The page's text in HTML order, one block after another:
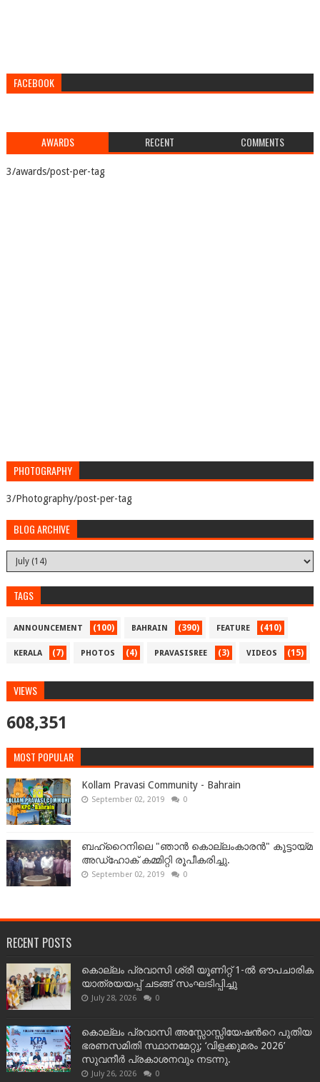
FACEBOOK
AWARDS RECENT COMMENTS
3/awards/post-per-tag
PHOTOGRAPHY
3/Photography/post-per-tag
BLOG ARCHIVE
TAGS
ANNOUNCEMENT (100) BAHRAIN (390) FEATURE (410)
KERALA (7) PHOTOS (4) PRAVASISREE (3) VIDEOS (15)
VIEWS
608,351
MOST POPULAR
Kollam Pravasi Community - Bahrain
September 02, 2019 0
ബഹ്‌റൈനിലെ "ഞാൻ കൊല്ലംകാരൻ" കൂട്ടായ്‌മ
അഡ്‌ഹോക് കമ്മിറ്റി രൂപീകരിച്ചു.
September 02, 2019 0
RECENT POSTS
കൊല്ലം പ്രവാസി ശ്രീ യൂണിറ്റ് 1-ൽ ഔപചാരിക
യാത്രയയപ്പ് ചടങ്ങ് സംഘടിപ്പിച്ചു
July 28, 2026 0
കൊല്ലം പ്രവാസി അസ്സോസ്സിയേഷന്‍റെ പുതിയ
ഭരണസമിതി സ്ഥാനമേറ്റു; ‘വിളക്കുമരം 2026’
സുവനീർ പ്രകാശനവും നടന്നു.
July 26, 2026 0